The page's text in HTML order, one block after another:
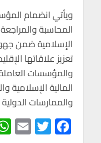
ويأتي انضمام
المحاسبة
الإسلامية ضمن
تعزيز علاقاتها
والمؤسسات
المالية الإسلامية
والممارسات الدولية
F
T
E